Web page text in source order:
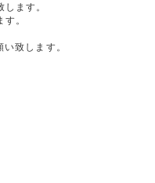
ます。
。
致します。